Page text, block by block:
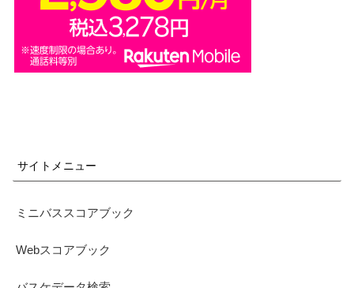
サイトメニュー
ミニバススコアブック
Webスコアブック